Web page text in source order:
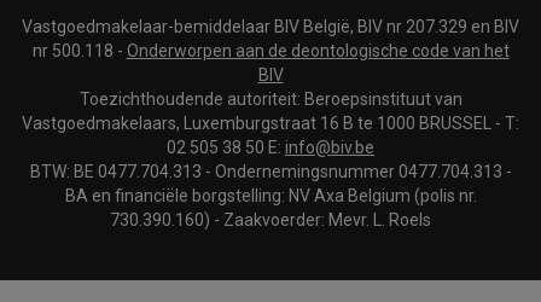
Vastgoedmakelaar-bemiddelaar BIV België, BIV nr 207.329 en BIV
nr 500.118 - Onderworpen aan de deontologische code van het
BIV
Toezichthoudende autoriteit: Beroepsinstituut van
Vastgoedmakelaars, Luxemburgstraat 16 B te 1000 BRUSSEL - T:
02 505 38 50 E: info@biv.be
BTW: BE 0477.704.313 - Ondernemingsnummer 0477.704.313 -
BA en financiële borgstelling: NV Axa Belgium (polis nr.
730.390.160) - Zaakvoerder: Mevr. L. Roels